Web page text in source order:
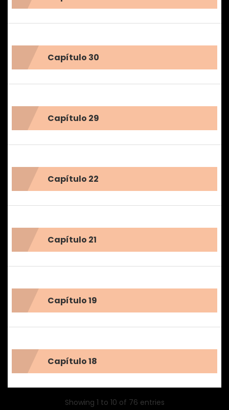
Capítulo 30
Capítulo 29
Capítulo 22
Capítulo 21
Capítulo 19
Capítulo 18
Showing 1 to 10 of 76 entries